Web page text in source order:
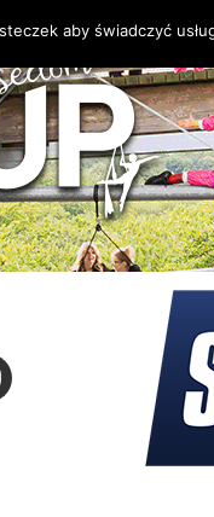
aby świadczyć